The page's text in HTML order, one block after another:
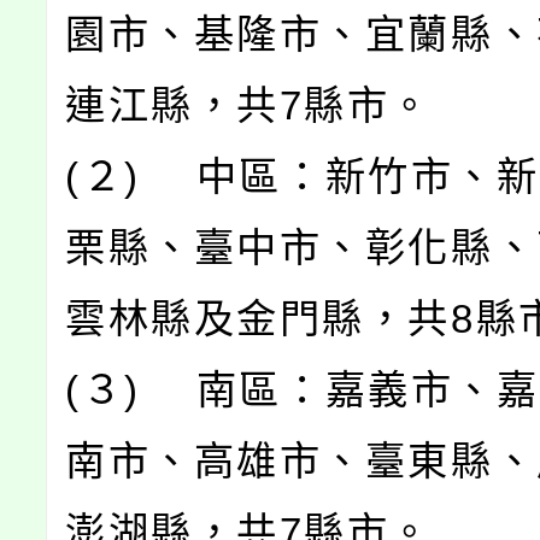
園市、基隆市、宜蘭縣
連江縣，共7縣市。
(２) 中區：新竹市、新
栗縣、臺中市、彰化縣
雲林縣及金門縣，共8縣
(３) 南區：嘉義市、嘉
南市、高雄市、臺東縣